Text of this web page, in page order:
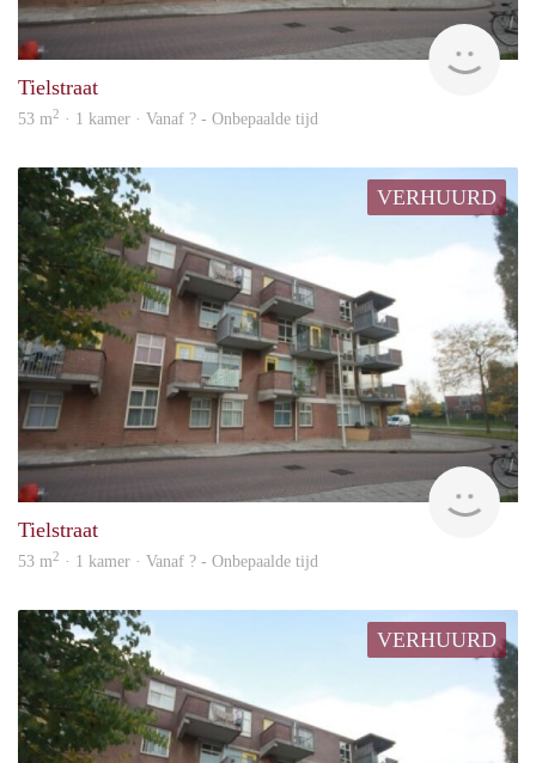
rent
Tielstraat
53 m2 · 1 kamer · Vanaf ? - Onbepaalde tijd
VERHUURD
Tielstraat
53 m2 · 1 kamer · Vanaf ? - Onbepaalde tijd
VERHUURD